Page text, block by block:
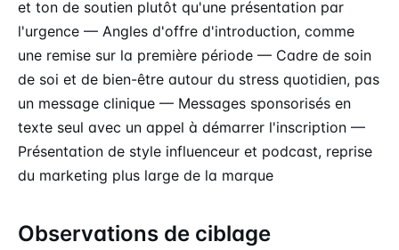
et ton de soutien plutôt qu'une présentation par
l'urgence — Angles d'offre d'introduction, comme
une remise sur la première période — Cadre de soin
de soi et de bien-être autour du stress quotidien, pas
un message clinique — Messages sponsorisés en
texte seul avec un appel à démarrer l'inscription —
Présentation de style influenceur et podcast, reprise
du marketing plus large de la marque
Observations de ciblage